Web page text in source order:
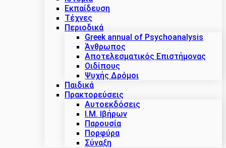
Εκπαίδευση
Τέχνες
Περιοδικά
Greek annual of Psychoanalysis
Άνθρωπος
Αποτελεσματικός Επιστήμονας
Οιδίπους
Ψυχής Δρόμοι
Παιδικά
Πρακτoρεύσεις
Αυτοεκδόσεις
Ι.Μ. Ιβήρων
Παρουσία
Πορφύρα
Σύναξη